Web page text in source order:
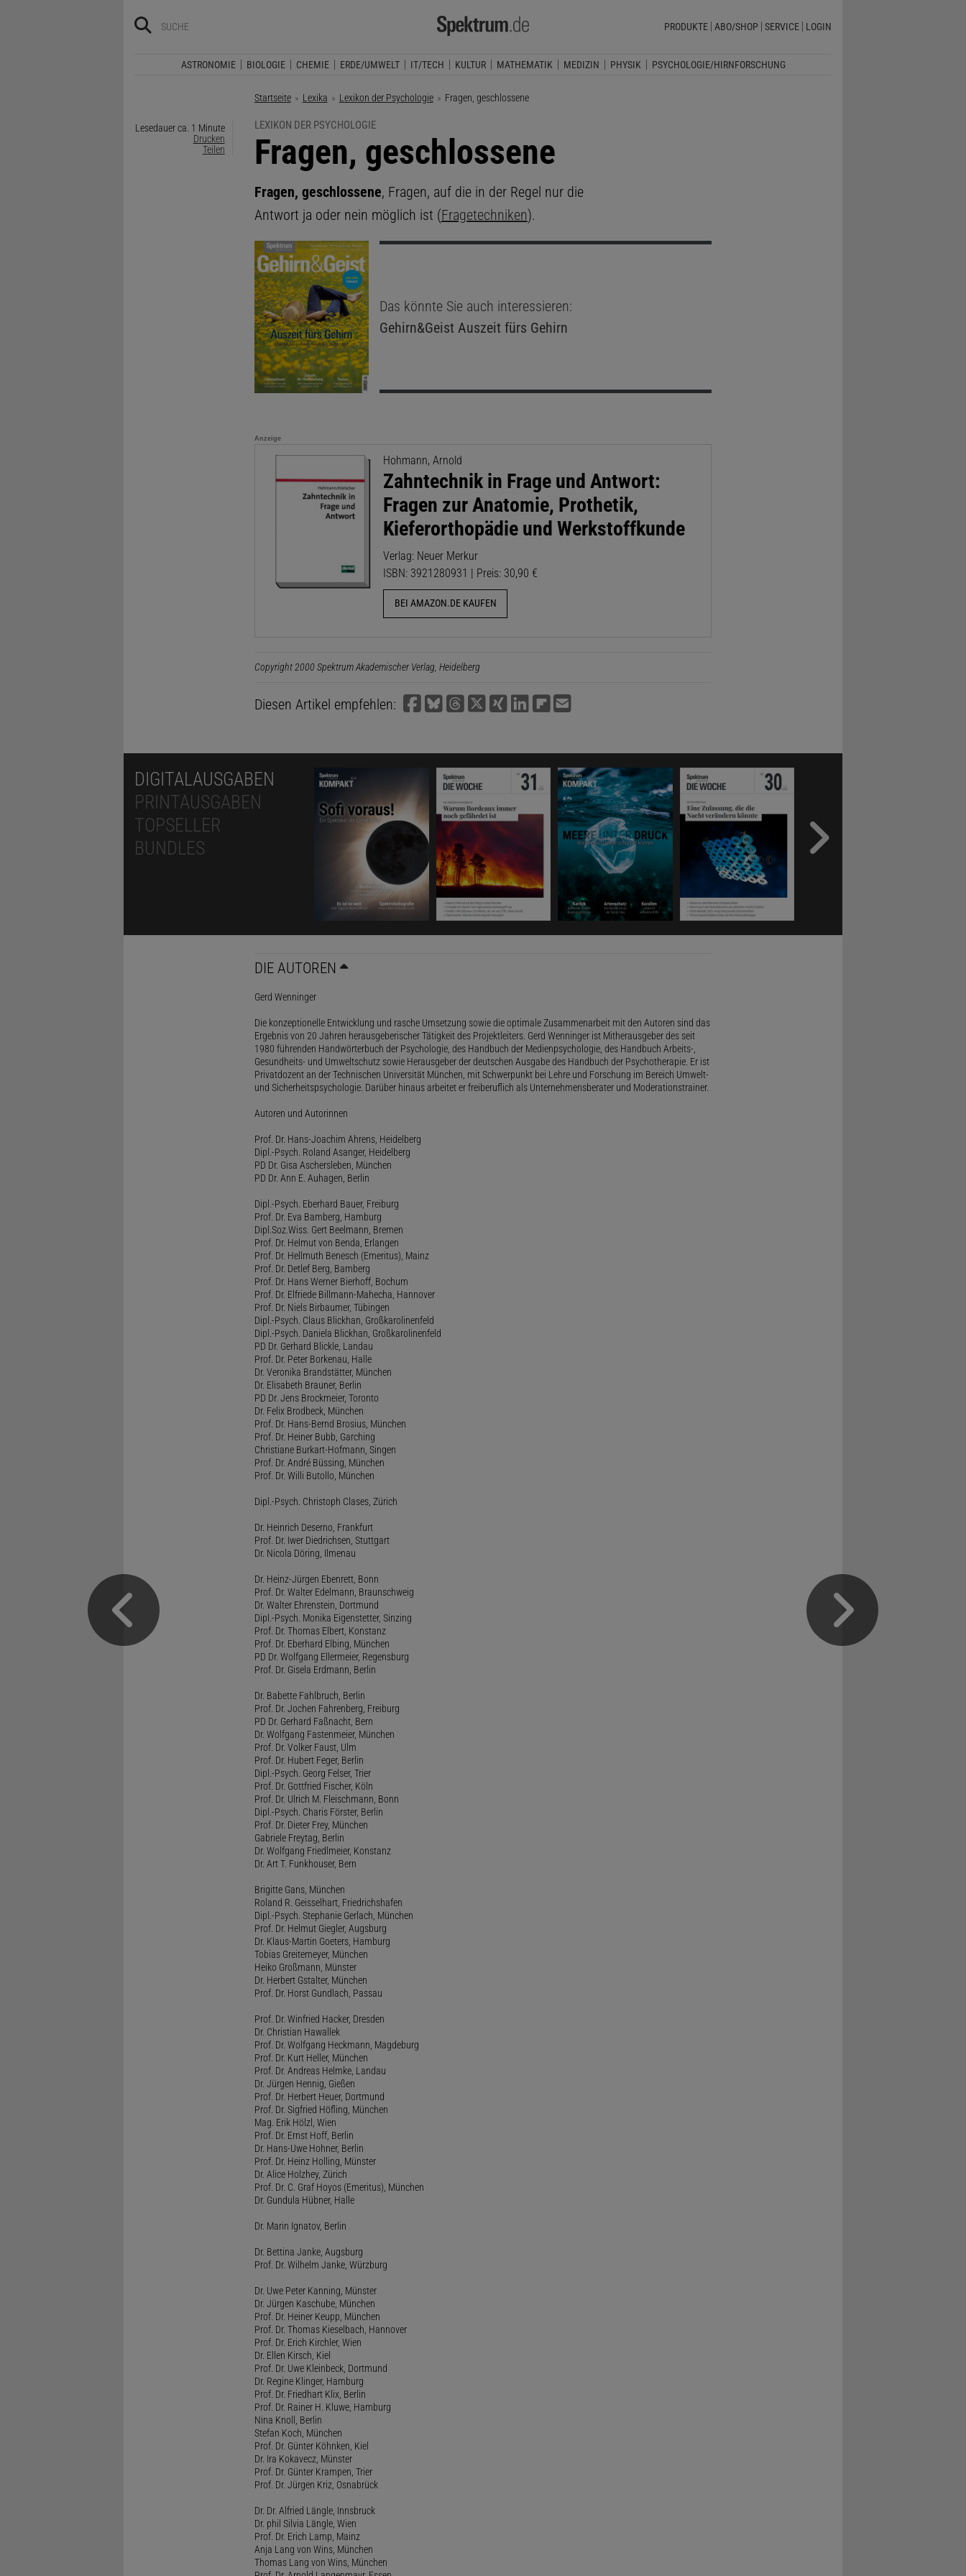
PRODUKTE ABO/SHOP SERVICE LOGIN
ASTRONOMIE BIOLOGIE CHEMIE ERDE/UMWELT IT/TECH KULTUR MATHEMATIK MEDIZIN PHYSIK PSYCHOLOGIE/HIRNFORSCHUNG
Startseite Lexika Lexikon der Psychologie Aktuelle Seite:
Fragen, geschlossene
Lesedauer ca. 1 Minute
Drucken
Teilen
LEXIKON DER PSYCHOLOGIE
:
Fragen, geschlossene
Fragen, geschlossene, Fragen, auf die in der Regel nur die
Antwort ja oder nein möglich ist (Fragetechniken).
Das könnte Sie auch interessieren:
Gehirn&Geist Auszeit fürs Gehirn
Anzeige
Hohmann, Arnold
Zahntechnik in Frage und Antwort:
Fragen zur Anatomie, Prothetik,
Kieferorthopädie und Werkstoffkunde
Verlag: Neuer Merkur
ISBN: 3921280931 | Preis: 30,90 €
BEI AMAZON.DE KAUFEN
Copyright 2000 Spektrum Akademischer Verlag, Heidelberg
Diesen Artikel empfehlen:
DIGITALAUSGABEN
PRINTAUSGABEN
TOPSELLER
BUNDLES
DIE AUTOREN
Gerd Wenninger
Die konzeptionelle Entwicklung und rasche Umsetzung sowie die optimale Zusammenarbeit mit den Autoren sind das
Ergebnis von 20 Jahren herausgeberischer Tätigkeit des Projektleiters. Gerd Wenninger ist Mitherausgeber des seit
1980 führenden Handwörterbuch der Psychologie, des Handbuch der Medienpsychologie, des Handbuch Arbeits-,
Gesundheits- und Umweltschutz sowie Herausgeber der deutschen Ausgabe des Handbuch der Psychotherapie. Er ist
Privatdozent an der Technischen Universität München, mit Schwerpunkt bei Lehre und Forschung im Bereich Umwelt-
und Sicherheitspsychologie. Darüber hinaus arbeitet er freiberuflich als Unternehmensberater und Moderationstrainer.
Autoren und Autorinnen
Prof. Dr. Hans-Joachim Ahrens, Heidelberg
Dipl.-Psych. Roland Asanger, Heidelberg
PD Dr. Gisa Aschersleben, München
PD Dr. Ann E. Auhagen, Berlin
Dipl.-Psych. Eberhard Bauer, Freiburg
Prof. Dr. Eva Bamberg, Hamburg
Dipl.Soz.Wiss. Gert Beelmann, Bremen
Prof. Dr. Helmut von Benda, Erlangen
Prof. Dr. Hellmuth Benesch (Emeritus), Mainz
Prof. Dr. Detlef Berg, Bamberg
Prof. Dr. Hans Werner Bierhoff, Bochum
Prof. Dr. Elfriede Billmann-Mahecha, Hannover
Prof. Dr. Niels Birbaumer, Tübingen
Dipl.-Psych. Claus Blickhan, Großkarolinenfeld
Dipl.-Psych. Daniela Blickhan, Großkarolinenfeld
PD Dr. Gerhard Blickle, Landau
Prof. Dr. Peter Borkenau, Halle
Dr. Veronika Brandstätter, München
Dr. Elisabeth Brauner, Berlin
PD Dr. Jens Brockmeier, Toronto
Dr. Felix Brodbeck, München
Prof. Dr. Hans-Bernd Brosius, München
Prof. Dr. Heiner Bubb, Garching
Christiane Burkart-Hofmann, Singen
Prof. Dr. André Büssing, München
Prof. Dr. Willi Butollo, München
Dipl.-Psych. Christoph Clases, Zürich
Dr. Heinrich Deserno, Frankfurt
Prof. Dr. Iwer Diedrichsen, Stuttgart
Dr. Nicola Döring, Ilmenau
Dr. Heinz-Jürgen Ebenrett, Bonn
Prof. Dr. Walter Edelmann, Braunschweig
Dr. Walter Ehrenstein, Dortmund
Dipl.-Psych. Monika Eigenstetter, Sinzing
Prof. Dr. Thomas Elbert, Konstanz
Prof. Dr. Eberhard Elbing, München
PD Dr. Wolfgang Ellermeier, Regensburg
Prof. Dr. Gisela Erdmann, Berlin
Dr. Babette Fahlbruch, Berlin
Prof. Dr. Jochen Fahrenberg, Freiburg
PD Dr. Gerhard Faßnacht, Bern
Dr. Wolfgang Fastenmeier, München
Prof. Dr. Volker Faust, Ulm
Prof. Dr. Hubert Feger, Berlin
Dipl.-Psych. Georg Felser, Trier
Prof. Dr. Gottfried Fischer, Köln
Prof. Dr. Ulrich M. Fleischmann, Bonn
Dipl.-Psych. Charis Förster, Berlin
Prof. Dr. Dieter Frey, München
Gabriele Freytag, Berlin
Dr. Wolfgang Friedlmeier, Konstanz
Dr. Art T. Funkhouser, Bern
Brigitte Gans, München
Roland R. Geisselhart, Friedrichshafen
Dipl.-Psych. Stephanie Gerlach, München
Prof. Dr. Helmut Giegler, Augsburg
Dr. Klaus-Martin Goeters, Hamburg
Tobias Greitemeyer, München
Heiko Großmann, Münster
Dr. Herbert Gstalter, München
Prof. Dr. Horst Gundlach, Passau
Prof. Dr. Winfried Hacker, Dresden
Dr. Christian Hawallek
Prof. Dr. Wolfgang Heckmann, Magdeburg
Prof. Dr. Kurt Heller, München
Prof. Dr. Andreas Helmke, Landau
Dr. Jürgen Hennig, Gießen
Prof. Dr. Herbert Heuer, Dortmund
Prof. Dr. Sigfried Höfling, München
Mag. Erik Hölzl, Wien
Prof. Dr. Ernst Hoff, Berlin
Dr. Hans-Uwe Hohner, Berlin
Prof. Dr. Heinz Holling, Münster
Dr. Alice Holzhey, Zürich
Prof. Dr. C. Graf Hoyos (Emeritus), München
Dr. Gundula Hübner, Halle
Dr. Marin Ignatov, Berlin
Dr. Bettina Janke, Augsburg
Prof. Dr. Wilhelm Janke, Würzburg
Dr. Uwe Peter Kanning, Münster
Dr. Jürgen Kaschube, München
Prof. Dr. Heiner Keupp, München
Prof. Dr. Thomas Kieselbach, Hannover
Prof. Dr. Erich Kirchler, Wien
Dr. Ellen Kirsch, Kiel
Prof. Dr. Uwe Kleinbeck, Dortmund
Dr. Regine Klinger, Hamburg
Prof. Dr. Friedhart Klix, Berlin
Prof. Dr. Rainer H. Kluwe, Hamburg
Nina Knoll, Berlin
Stefan Koch, München
Prof. Dr. Günter Köhnken, Kiel
Dr. Ira Kokavecz, Münster
Prof. Dr. Günter Krampen, Trier
Prof. Dr. Jürgen Kriz, Osnabrück
Dr. Dr. Alfried Längle, Innsbruck
Dr. phil Silvia Längle, Wien
Prof. Dr. Erich Lamp, Mainz
Anja Lang von Wins, München
Thomas Lang von Wins, München